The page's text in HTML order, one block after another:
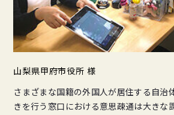
山梨県甲府市役所 様
さまざまな国籍の外国人が居住する自治
きを行う窓口における意思疎通は大きな